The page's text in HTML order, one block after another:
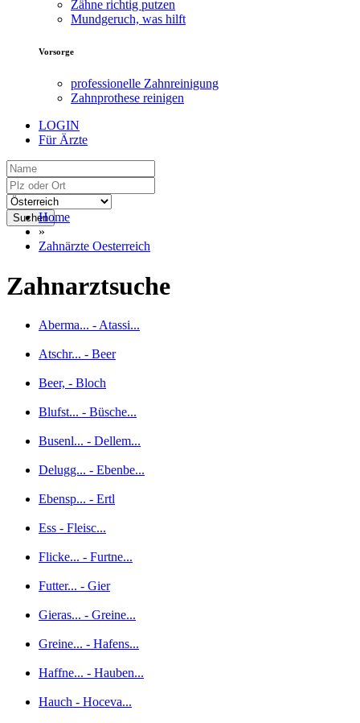
Zähne richtig putzen
Mundgeruch, was hilft
Vorsorge
professionelle Zahnreinigung
Zahnprothese reinigen
LOGIN
Für Ärzte
SuchenHome
»
Zahnärzte Oesterreich
Zahnarztsuche
Aberma... - Atassi...
Atschr... - Beer
Beer, - Bloch
Blufst... - Büsche...
Busenl... - Dellem...
Delugg... - Ebenbe...
Ebensp... - Ertl
Ess - Fleisc...
Flicke... - Furtne...
Futter... - Gier
Gieras... - Greine...
Greine... - Hafens...
Haffne... - Hauben...
Hauch - Hoceva...